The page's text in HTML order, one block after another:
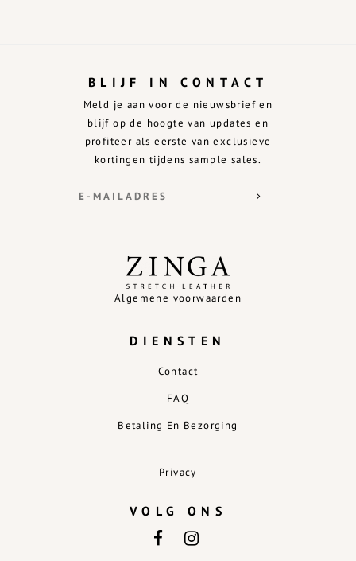
Algemene voorwaarden
DIENSTEN
Contact
FAQ
Betaling En Bezorging
Privacy
VOLG ONS
BLIJF IN CONTACT
Meld je aan voor de nieuwsbrief en
blijf op de hoogte van updates en
profiteer als eerste van exclusieve
kortingen tijdens sample sales.